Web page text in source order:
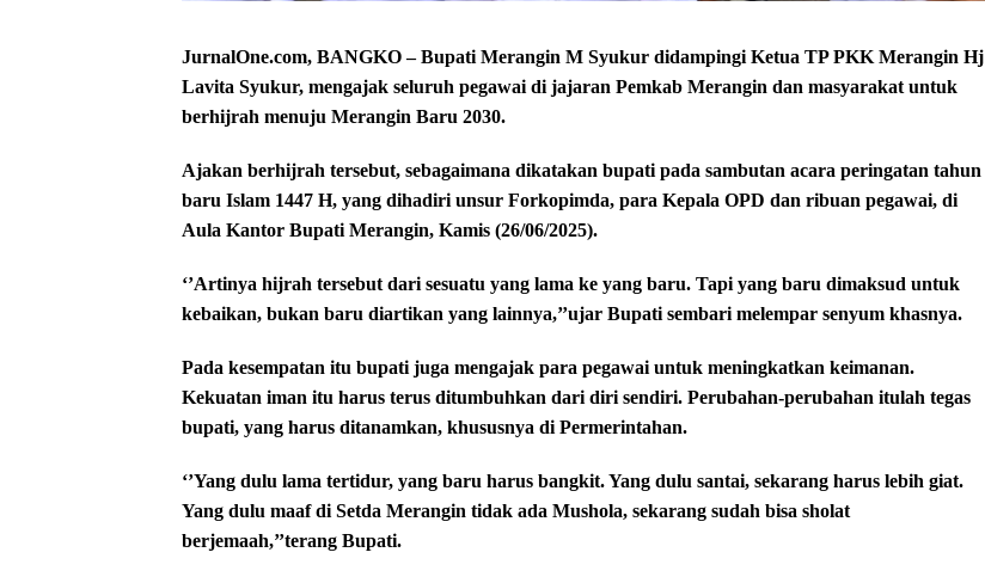
JurnalOne.com, BANGKO – Bupati Merangin M Syukur didampingi Ketua TP PKK Merangin Hj
Lavita Syukur, mengajak seluruh pegawai di jajaran Pemkab Merangin dan masyarakat untuk
berhijrah menuju Merangin Baru 2030.
Ajakan berhijrah tersebut, sebagaimana dikatakan bupati pada sambutan acara peringatan tahun
baru Islam 1447 H, yang dihadiri unsur Forkopimda, para Kepala OPD dan ribuan pegawai, di
Aula Kantor Bupati Merangin, Kamis (26/06/2025).
‘’Artinya hijrah tersebut dari sesuatu yang lama ke yang baru. Tapi yang baru dimaksud untuk
kebaikan, bukan baru diartikan yang lainnya,’’ujar Bupati sembari melempar senyum khasnya.
Pada kesempatan itu bupati juga mengajak para pegawai untuk meningkatkan keimanan.
Kekuatan iman itu harus terus ditumbuhkan dari diri sendiri. Perubahan-perubahan itulah tegas
bupati, yang harus ditanamkan, khususnya di Permerintahan.
‘’Yang dulu lama tertidur, yang baru harus bangkit. Yang dulu santai, sekarang harus lebih giat.
Yang dulu maaf di Setda Merangin tidak ada Mushola, sekarang sudah bisa sholat
berjemaah,’’terang Bupati.